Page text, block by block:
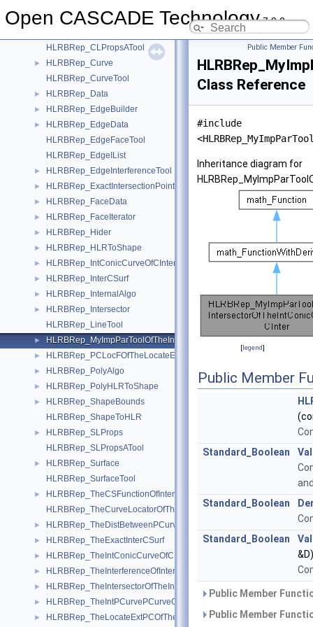
Open CASCADE Technology7.9.0
► HLRBRep_CInter
HLRBRep_CLPropsATool
►
HLRBRep_Curve
HLRBRep_CurveTool
► HLRBRep_Data
► HLRBRep_EdgeBuilder
►
HLRBRep_EdgeData
HLRBRep_EdgeFaceTool
HLRBRep_EdgeIList
► HLRBRep_EdgeInterferenceTool
► HLRBRep_ExactIntersectionPointOfTheIntPCurvePCurveOfCInter
► HLRBRep_FaceData
► HLRBRep_FaceIterator
► HLRBRep_Hider
► HLRBRep_HLRToShape
► HLRBRep_IntConicCurveOfCInter
► HLRBRep_InterCSurf
► HLRBRep_InternalAlgo
►
HLRBRep_Intersector
HLRBRep_LineTool
►
► HLRBRep_PCLocFOfTheLocateExtPCOfTheProjPCurOfCInter
► HLRBRep_PolyAlgo
► HLRBRep_PolyHLRToShape
►
HLRBRep_ShapeBounds
HLRBRep_ShapeToHLR
►
HLRBRep_SLProps
HLRBRep_SLPropsATool
►
HLRBRep_Surface
HLRBRep_SurfaceTool
►
HLRBRep_TheCSFunctionOfInterCSurf
HLRBRep_TheCurveLocatorOfTheProjPCurOfCInter
► HLRBRep_TheDistBetweenPCurvesOfTheIntPCurvePCurveOfCInter
► HLRBRep_TheExactInterCSurf
► HLRBRep_TheIntConicCurveOfCInter
► HLRBRep_TheInterferenceOfInterCSurf
► HLRBRep_TheIntersectorOfTheIntConicCurveOfCInter
► HLRBRep_TheIntPCurvePCurveOfCInter
► HLRBRep_TheLocateExtPCOfTheProjPCurOfCInter
Public Member
Class Reference
#include
Inheritance diagram for
[legend]
Public Member
Standard_Boolean
Standard_Boolean
Standard_Boolean
Public Member
Public Member